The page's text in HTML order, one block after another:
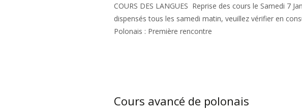
COURS DES LANGUES Reprise des cours le Samedi 7
dispensés tous les samedi matin, veuillez vérifier en
Polonais : Première rencontre
Cours avancé de polonais